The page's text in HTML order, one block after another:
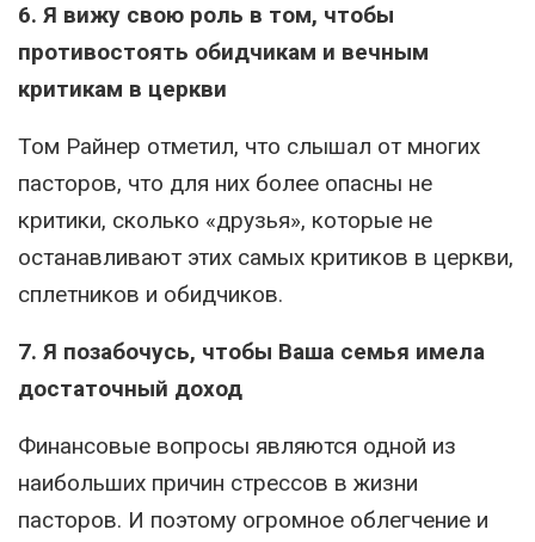
6. Я вижу свою роль в том, чтобы
противостоять обидчикам и вечным
критикам в церкви
Том Райнер отметил, что слышал от многих
пасторов, что для них более опасны не
критики, сколько «друзья», которые не
останавливают этих самых критиков в церкви,
сплетников и обидчиков.
7. Я позабочусь, чтобы Ваша семья имела
достаточный доход
Финансовые вопросы являются одной из
наибольших причин стрессов в жизни
пасторов. И поэтому огромное облегчение и